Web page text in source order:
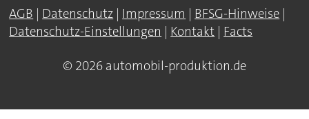
AGB Datenschutz Impressum BFSG-Hinweise
Datenschutz-Einstellungen
Kontakt Facts
© 2026 automobil-produktion.de